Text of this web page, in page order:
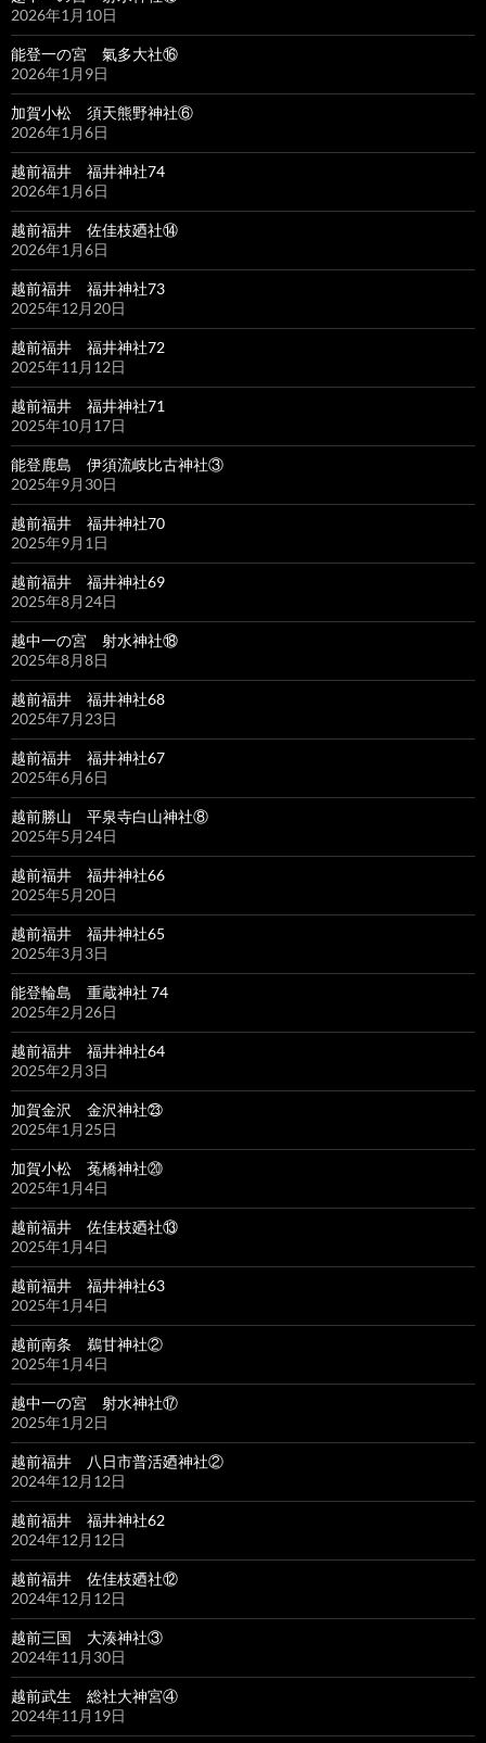
2026年1月10日
能登一の宮 氣多大社⑯
2026年1月9日
加賀小松 須天熊野神社⑥
2026年1月6日
越前福井 福井神社74
2026年1月6日
越前福井 佐佳枝廼社⑭
2026年1月6日
越前福井 福井神社73
2025年12月20日
越前福井 福井神社72
2025年11月12日
越前福井 福井神社71
2025年10月17日
能登鹿島 伊須流岐比古神社③
2025年9月30日
越前福井 福井神社70
2025年9月1日
越前福井 福井神社69
2025年8月24日
越中一の宮 射水神社⑱
2025年8月8日
越前福井 福井神社68
2025年7月23日
越前福井 福井神社67
2025年6月6日
越前勝山 平泉寺白山神社⑧
2025年5月24日
越前福井 福井神社66
2025年5月20日
越前福井 福井神社65
2025年3月3日
能登輪島 重蔵神社 74
2025年2月26日
越前福井 福井神社64
2025年2月3日
加賀金沢 金沢神社㉓
2025年1月25日
加賀小松 菟橋神社⑳
2025年1月4日
越前福井 佐佳枝廼社⑬
2025年1月4日
越前福井 福井神社63
2025年1月4日
越前南条 鵜甘神社②
2025年1月4日
越中一の宮 射水神社⑰
2025年1月2日
越前福井 八日市普活廼神社②
2024年12月12日
越前福井 福井神社62
2024年12月12日
越前福井 佐佳枝廼社⑫
2024年12月12日
越前三国 大湊神社③
2024年11月30日
越前武生 総社大神宮④
2024年11月19日